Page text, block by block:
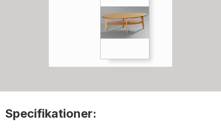
Specifikationer: